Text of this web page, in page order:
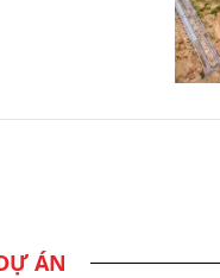
ÁN